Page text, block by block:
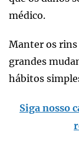
médico.
Manter os rins
grandes
hábitos
Siga nosso